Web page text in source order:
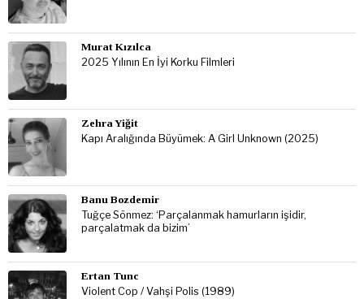
Murat Kızılca
2025 Yılının En İyi Korku Filmleri
Zehra Yiğit
Kapı Aralığında Büyümek: A Girl Unknown (2025)
Banu Bozdemir
Tuğçe Sönmez: ‘Parçalanmak hamurların işidir,
parçalatmak da bizim’
Ertan Tunc
Violent Cop / Vahşi Polis (1989)